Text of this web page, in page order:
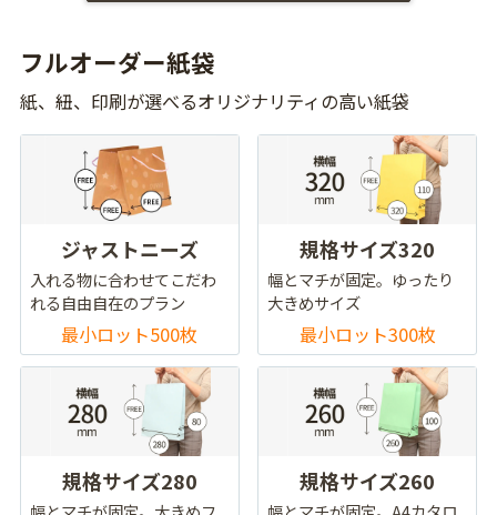
フルオーダー紙袋
紙、紐、印刷が選べるオリジナリティの高い紙袋
ジャストニーズ
入れる物に合わせてこだわ
れる自由自在のプラン
最小ロット500枚
規格サイズ320
幅とマチが固定。ゆったり
大きめサイズ
最小ロット300枚
規格サイズ280 規格サイズ260